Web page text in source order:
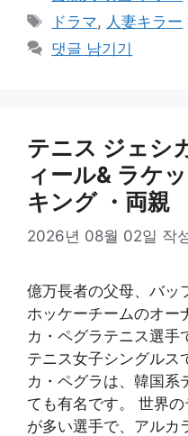
테
고
리
태
그
ドラマ, 人妻キラー
댓글 남기기
テニス ジェシ
ィール& ラケ
キング ・両親
2026년 08월 02일 작
億万長者の父母、バッ
ホッケーチームのオー
カ・ペグラテニス選
テニス女子シングルス
カ・ペグラは、韓国系
ても有名です。 世界
が多い選手で、アルカ